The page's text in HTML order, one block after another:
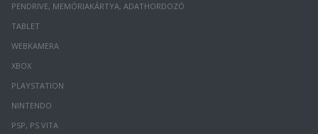
PENDRIVE, MEMÓRIAKÁRTYA, ADATHORDOZÓ
TABLET
WEBKAMERA
XBOX
PLAYSTATION
NINTENDO
PSP, PS VITA